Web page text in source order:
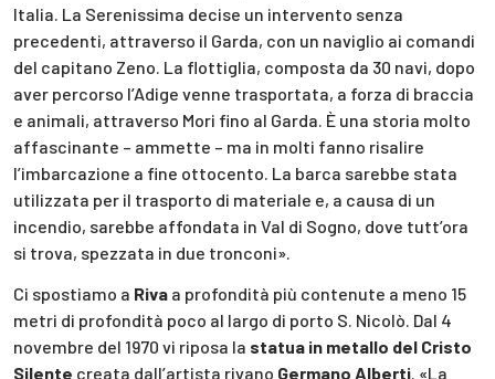
Italia. La Serenissima decise un intervento senza
precedenti, attraverso il Garda, con un naviglio ai comandi
del capitano Zeno. La flottiglia, composta da 30 navi, dopo
aver percorso l’Adige venne trasportata, a forza di braccia
e animali, attraverso Mori fino al Garda. È una storia molto
affascinante – ammette – ma in molti fanno risalire
l’imbarcazione a fine ottocento. La barca sarebbe stata
utilizzata per il trasporto di materiale e, a causa di un
incendio, sarebbe affondata in Val di Sogno, dove tutt’ora
si trova, spezzata in due tronconi».
Ci spostiamo a Riva a profondità più contenute a meno 15
metri di profondità poco al largo di porto S. Nicolò. Dal 4
novembre del 1970 vi riposa la statua in metallo del Cristo
Silente creata dall’artista rivano Germano Alberti. «La